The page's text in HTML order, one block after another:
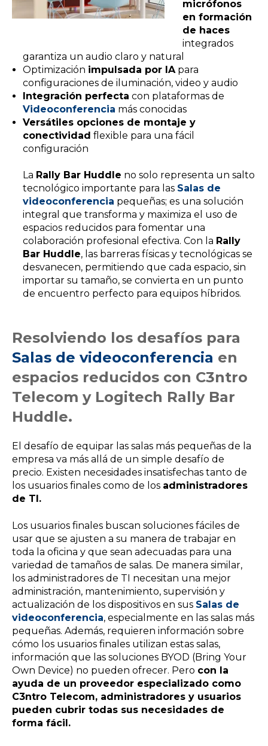
micrófonos
en formación
de haces
integrados
garantiza un audio claro y natural
Optimización impulsada por IApara
configuraciones de iluminación, video y audio
Integración perfecta con plataformas de
Videoconferencia más conocidas
Versátiles opciones de montaje y
conectividad flexible para una fácil
configuración
La Rally Bar Huddle no solo representa un salto
tecnológico importante para las Salas de
videoconferencia pequeñas; es una solución
integral que transforma y maximiza el uso de
espacios reducidos para fomentar una
colaboración profesional efectiva. Con la Rally
Bar Huddle, las barreras físicas y tecnológicas se
desvanecen, permitiendo que cada espacio, sin
importar su tamaño, se convierta en un punto
de encuentro perfecto para equipos híbridos.
Resolviendo los desafíos para
Salas de videoconferencia en
espacios reducidos con C3ntro
Telecom y Logitech Rally Bar
Huddle.
El desafío de equipar las salas más pequeñas de la
empresa va más allá de un simple desafío de
precio. Existen necesidades insatisfechas tanto de
los usuarios finales como de los administradores
de TI.
Los usuarios finales buscan soluciones fáciles de
usar que se ajusten a su manera de trabajar en
toda la oficina y que sean adecuadas para una
variedad de tamaños de salas. De manera similar,
los administradores de TI necesitan una mejor
administración, mantenimiento, supervisión y
actualización de los dispositivos en sus Salas de
videoconferencia, especialmente en las salas más
pequeñas. Además, requieren información sobre
cómo los usuarios finales utilizan estas salas,
información que las soluciones BYOD (Bring Your
Own Device) no pueden ofrecer. Pero con la
ayuda de un proveedor especializado como
C3ntro Telecom, administradores y usuarios
pueden cubrir todas sus necesidades de
forma fácil.